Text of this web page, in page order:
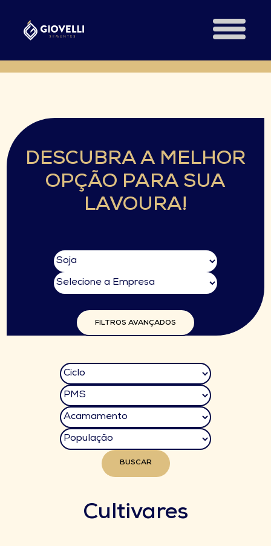
DESCUBRA A MELHOR
OPÇÃO PARA SUA
LAVOURA!
FILTROS AVANÇADOS
BUSCAR
Cultivares